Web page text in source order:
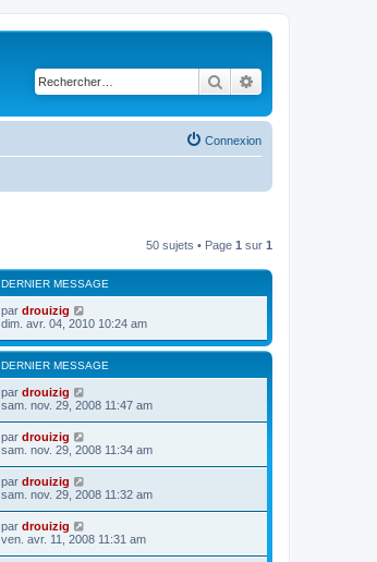
Rechercher
Connexion
50 sujets • Page 1 sur 1
DERNIER MESSAGE
par drouizig
dim. avr. 04, 2010 10:24 am
DERNIER MESSAGE
par drouizig
sam. nov. 29, 2008 11:47 am
par drouizig
sam. nov. 29, 2008 11:34 am
par drouizig
sam. nov. 29, 2008 11:32 am
par drouizig
ven. avr. 11, 2008 11:31 am